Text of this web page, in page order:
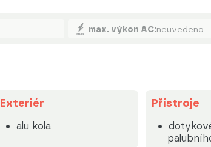
max. výkon AC:neuvedeno
Exteriér
alu kola
Přístroje